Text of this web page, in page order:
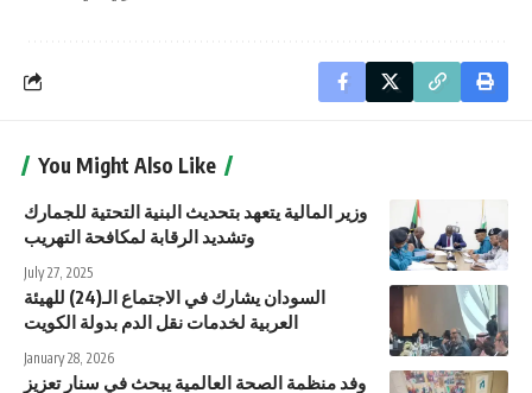
You Might Also Like
وزير المالية يتعهد بتحديث البنية التحتية للجمارك
وتشديد الرقابة لمكافحة التهريب
July 27, 2025
السودان يشارك في الاجتماع الـ(24) للهيئة
العربية لخدمات نقل الدم بدولة الكويت
January 28, 2026
وفد منظمة الصحة العالمية يبحث في سنار تعزيز